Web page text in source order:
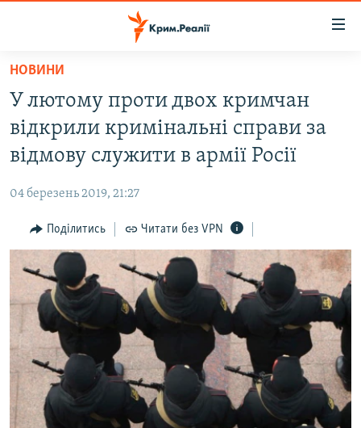
Перейти
основного
матеріалу
Перейти
до
основної
навігації
Перейти
до
пошуку
ВІДЕО ТА ФОТО
БЛОГИ
ПОГЛЯД
ІНТЕРВ'Ю
ВСЕ ЗА ДЕНЬ
СПЕЦПРОЕКТИ
ДЕПОРТАЦІЯ
ВІДЕОУРОКИ «ELIFBE»
СВІДЧЕННЯ ОКУПАЦІЇ
ЯК ОБІЙТИ БЛОКУВАННЯ
Русский
Qırımtatar
НОВИНИ
У лютому проти двох кримчан
відкрили кримінальні справи за
відмову служити в армії Росії
04 березень 2019, 21:27
Поділитись Читати без VPN